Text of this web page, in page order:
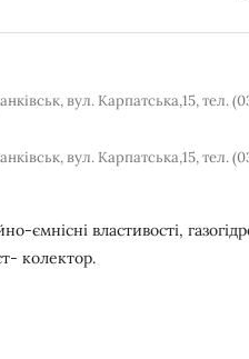
вул. Карпатська,15, тел.
вул. Карпатська,15, тел.
ємнісні властивості,
колектор.